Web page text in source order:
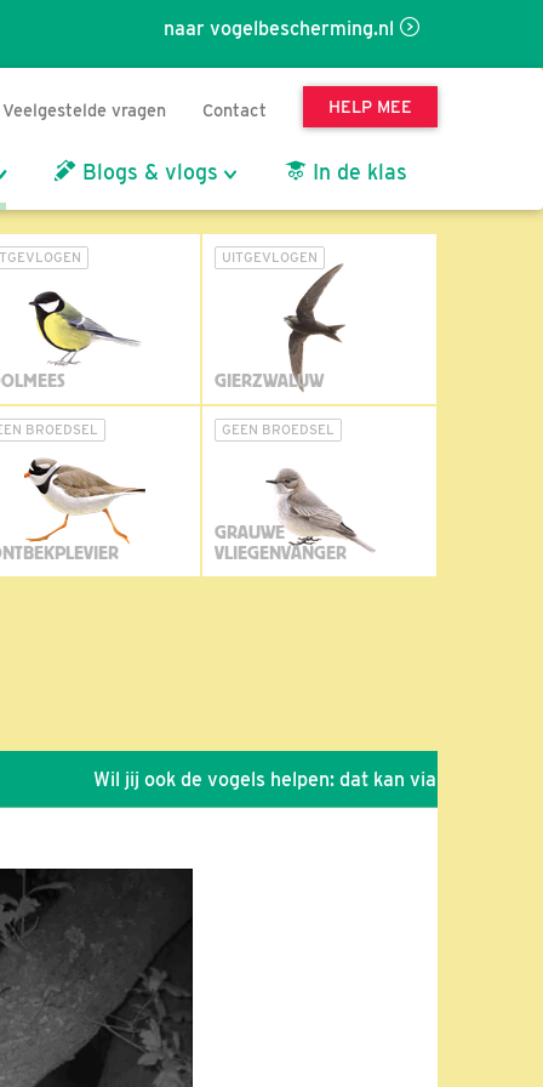
naar vogelbescherming.nl
Veelgestelde vragen Contact HELP MEE
Blogs & vlogs In de klas
UITGEVLOGEN
GIERZWALUW
BROEDSEL GEEN BROEDSEL
GRAUWE
VLIEGENVANGER
Wil jij ook de vogels helpen: dat kan via de link!